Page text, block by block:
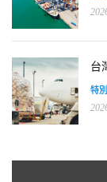
台
特